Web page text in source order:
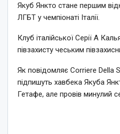
Якуб Янкто стане першим
ЛГБТ у чемпіонаті Італії.
Клуб італійської Серії А
півзахисту чеським
Як повідомляє Corriere Della
підпишуть хавбека Якуба
Гетафе, але провів минулий